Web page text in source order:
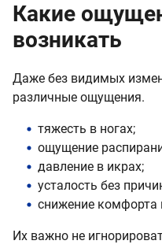
Какие
возникать
Даже без видимых
различные ощущения.
тяжесть в ногах;
ощущение
давление в икрах;
усталость без
снижение комфорта
Их важно не